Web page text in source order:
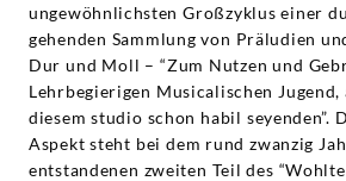
ungewöhnlichsten Großzyklus einer
gehenden Sammlung von Präludien
Dur und Moll – “Zum Nutzen und
Lehrbegierigen Musicalischen
diesem studio schon habil seyenden”.
Aspekt steht bei dem rund zwanzig
entstandenen zweiten Teil des